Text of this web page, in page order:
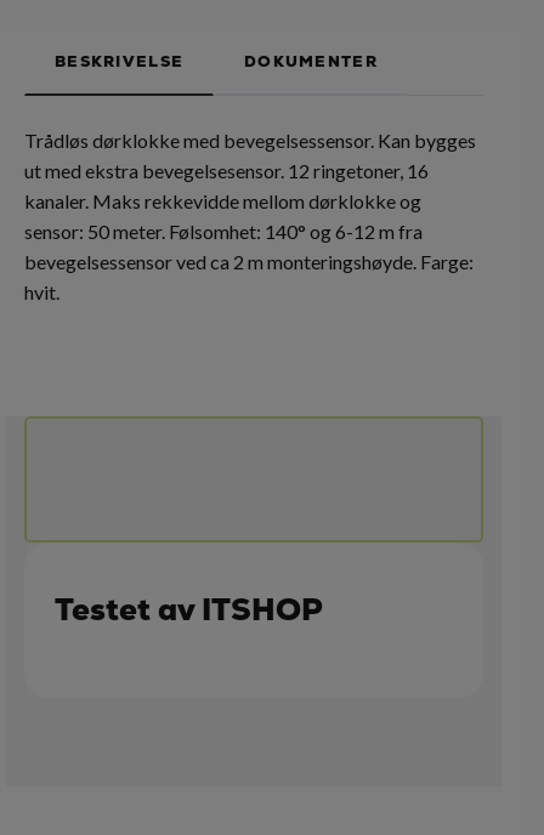
BESKRIVELSE DOKUMENTER
Trådløs dørklokke med bevegelsessensor. Kan bygges
ut med ekstra bevegelsesensor. 12 ringetoner, 16
kanaler. Maks rekkevidde mellom dørklokke og
sensor: 50 meter. Følsomhet: 140° og 6-12 m fra
bevegelsessensor ved ca 2 m monteringshøyde. Farge:
hvit.
Testet av ITSHOP